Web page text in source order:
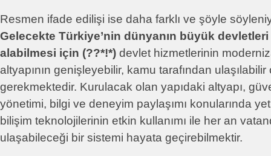
Resmen ifade edilişi ise daha farklı ve şöyle
Gelecekte Türkiye’nin dünyanın büyük
alabilmesi için (??*!*) devlet hizmetlerinin
altyapının genişleyebilir, kamu tarafından ulaşılabilir
gerekmektedir. Kurulacak olan yapıdaki altyapı,
yönetimi, bilgi ve deneyim paylaşımı konularında
bilişim teknolojilerinin etkin kullanımı ile her an
ulaşabileceği bir sistemi hayata geçirebilmektir.